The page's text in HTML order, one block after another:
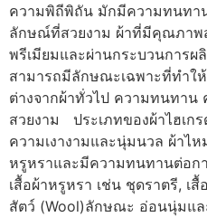
ความพิถีพิถัน มักมีความทนทา
ลักษณ์ที่สวยงาม ผ้าที่มีคุณภาพ
พรีเมียมและผ่านกระบวนการผ
สามารถมีลักษณะเฉพาะที่ทำใ
ต่างจากผ้าทั่วไป ความทนทา
สวยงาม ประเภทของผ้าไฮเก
ความเงางามและนุ่มนวล ผ้าไห
หรูหราและมีความทนทานต่อก
เสื้อผ้าหรูหรา เช่น ชุดราตรี, เ
สัตว์ (Wool)ลักษณะ อ่อนนุ่มแ